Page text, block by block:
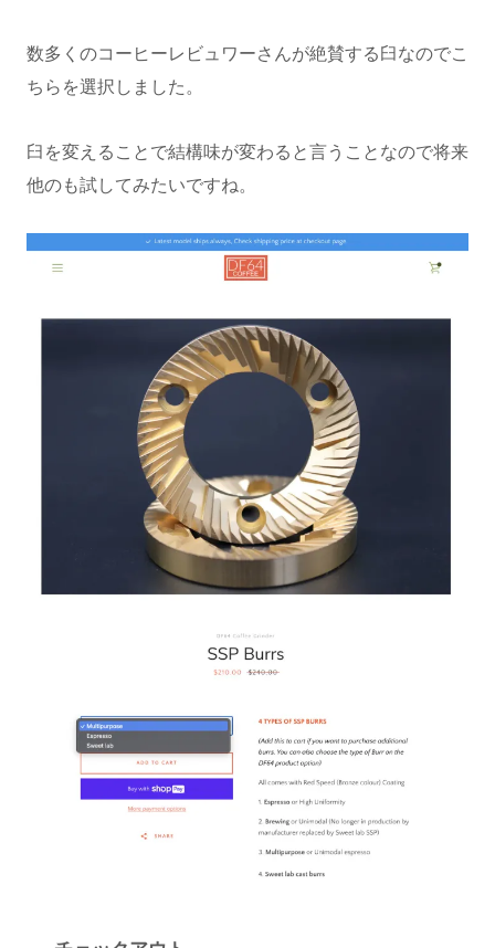
数多くのコーヒーレビュワーさんが絶賛する臼なのでこ
ちらを選択しました。
臼を変えることで結構味が変わると言うことなので将来
他のも試してみたいですね。